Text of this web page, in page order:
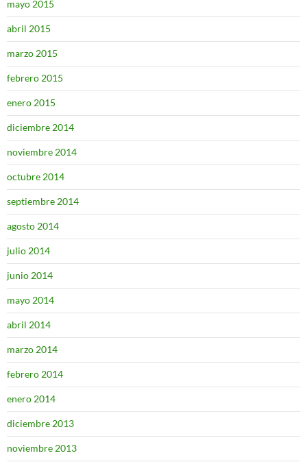
mayo 2015
abril 2015
marzo 2015
febrero 2015
enero 2015
diciembre 2014
noviembre 2014
octubre 2014
septiembre 2014
agosto 2014
julio 2014
junio 2014
mayo 2014
abril 2014
marzo 2014
febrero 2014
enero 2014
diciembre 2013
noviembre 2013